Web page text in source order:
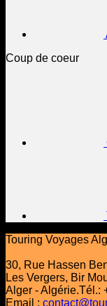
Coup de coeur
Touring Voyages
30, Rue Hassen
Les Vergers, Bir
Alger - Algérie.Tél.:
Email :